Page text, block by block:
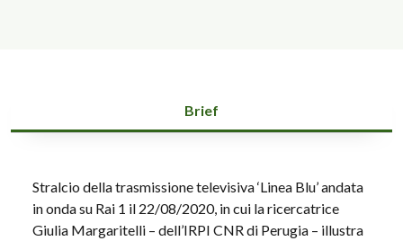
Brief
Stralcio della trasmissione televisiva ‘Linea Blu’ andata
in onda su Rai 1 il 22/08/2020, in cui la ricercatrice
Giulia Margaritelli – dell’IRPI CNR di Perugia – illustra